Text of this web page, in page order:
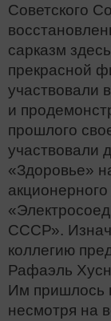
Советского
сарказм
прекрасной
участвовали
и
прошлого
участвовали
«Здоровье»
СССР».
коллегию
Рафаэль
Им пришлось
несмотря на